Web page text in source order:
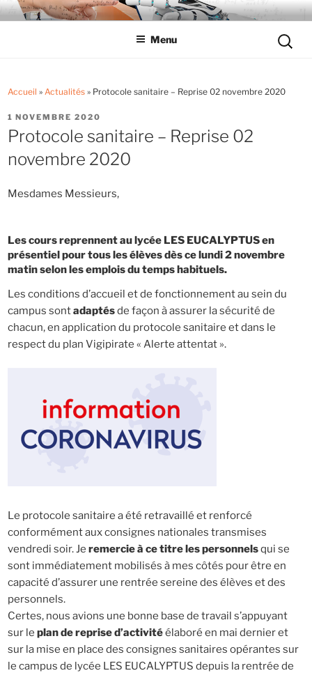
Aller
auLYCÉE LES EUCALYPTUS
Tout savoir sur le lycée professionnel
Menu
pour
Accueil » Actualités» Protocole sanitaire – Reprise 02 novembre 2020
PUBLIÉ
LE
1 NOVEMBRE 2020
Protocole sanitaire – Reprise 02
novembre 2020
Mesdames Messieurs,
Les cours reprennent au lycée LES EUCALYPTUS en
présentiel pour tous les élèves dès ce lundi 2 novembre
matin selon les emplois du temps habituels.
Les conditions d’accueil et de fonctionnement au sein du
campus sontadaptésde façon à assurer la sécurité de
chacun, en application du protocole sanitaire et dans le
respect du plan Vigipirate « Alerte attentat ».
Le protocole sanitaire a été retravaillé et renforcé
conformément aux consignes nationales transmises
vendredi soir. Je remercie à ce titre les personnelsqui se
sont immédiatement mobilisés à mes côtés pour être en
capacité d’assurer une rentrée sereine des élèves et des
personnels.
Certes, nous avions une bonne base de travail s’appuyant
sur le plan de reprise d’activitéélaboré en mai dernier et
sur la mise en place des consignes sanitaires opérantes sur
le campus de lycée LES EUCALYPTUS depuis la rentrée de